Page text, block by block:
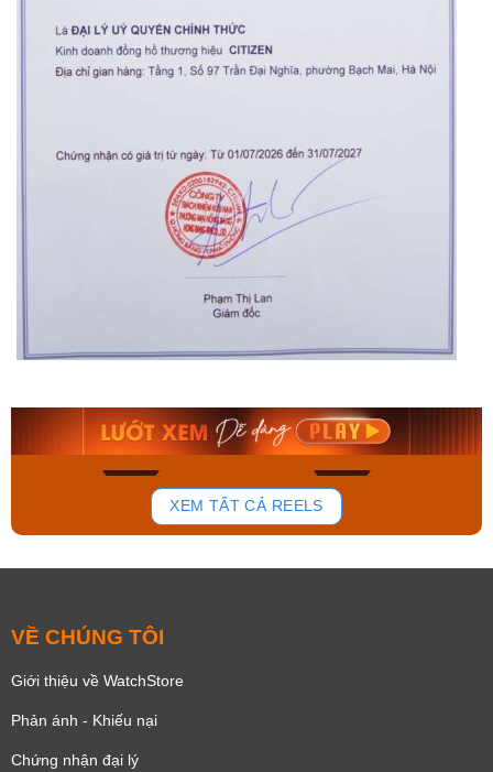
150
Orient Nam RA-
Mua ngay
Casio Nam MTS-
Mua ngay
XEM TẤT CẢ REELS
VỀ CHÚNG TÔI
Giới thiệu về WatchStore
Phản ánh - Khiếu nại
Chứng nhận đại lý